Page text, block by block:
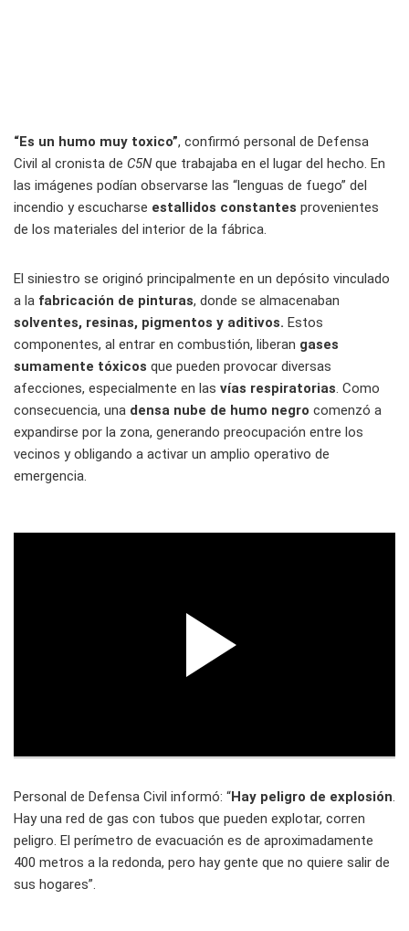
“Es un humo muy toxico”, confirmó personal de Defensa
Civil al cronista de C5Nque trabajaba en el lugar del hecho. En
las imágenes podían observarse las “lenguas de fuego” del
incendio y escucharse estallidos constantes provenientes
de los materiales del interior de la fábrica.
El siniestro se originó principalmente en un depósito vinculado
a la fabricación de pinturas, donde se almacenaban
solventes, resinas, pigmentos y aditivos. Estos
componentes, al entrar en combustión, liberan gases
sumamente tóxicos que pueden provocar diversas
afecciones, especialmente en las vías respiratorias. Como
consecuencia, una densa nube de humo negro comenzó a
expandirse por la zona, generando preocupación entre los
vecinos y obligando a activar un amplio operativo de
emergencia.
Personal de Defensa Civil informó: “Hay peligro de explosión
Hay una red de gas con tubos que pueden explotar, corren
peligro. El perímetro de evacuación es de aproximadamente
400 metros a la redonda, pero hay gente que no quiere salir de
sus hogares”.